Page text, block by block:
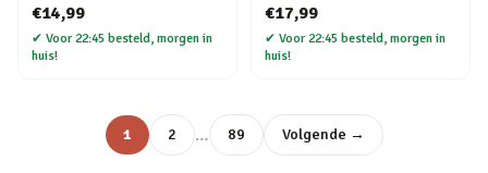
€14,99
✔ Voor 22:45 besteld, morgen in
huis!
€17,99
✔ Voor 22:45 besteld, morgen in
huis!
1 2 … 89 Volgende →